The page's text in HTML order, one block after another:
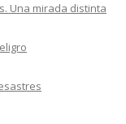
Una mirada distinta